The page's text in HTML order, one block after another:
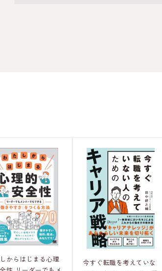
からはじまる心理
今すぐ転職を考えていな